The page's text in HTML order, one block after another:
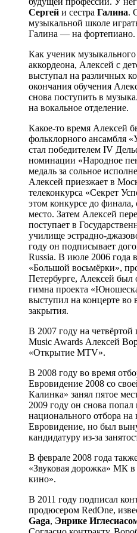
Сергей и сестра Галина.
музыкальной школе
Галина — на фортепиано.
Как ученик
аккордеона, Алексей с
выступал на различных
окончания обучения
снова поступить в
на вокальное отделение.
Какое-то время Алексей
фольклорного ансамбля
стал победителем IV
номинации «Народное
медаль за сольное
Алексей приезжает в
телеконкурса «Секрет
этом конкурсе до финала,
место. Затем Алексей
поступает в
училище эстрадно-
году он подписывает
Russia. В июле 2006 года
«Большой восьмёрки»,
Петербурге, Алексей был
гимна проекта
выступил на концерте во
закрытия.
В 2007 году на
Music Awards Алексей
«Открытие MTV».
В 2008 году во время
Евровидение 2008 со
Калинка» занял пятое
2009 году он снова
национального отбора на
Евровидение, но был
кандидатуру из-за
В феврале 2008 года
«Звуковая дорожка» МК
кино».
В 2011 году подписал
продюсером RedOne,
Gaga, Энрике